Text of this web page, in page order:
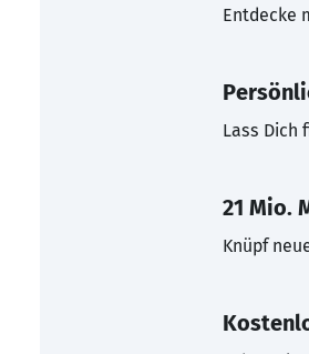
Entdecke
Lass Dich
21 Mio.
Knüpf